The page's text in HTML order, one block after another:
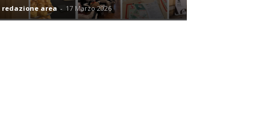
redazione area - 17 Marzo 2026